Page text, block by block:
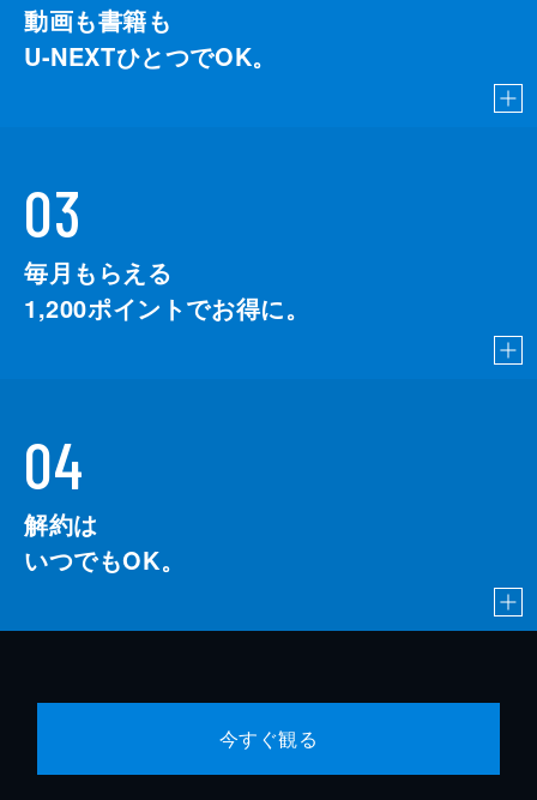
動画も書籍も
U-NEXTひとつでOK。
03
毎月もらえる
1,200ポイントでお得に。
04
解約は
いつでもOK。
今すぐ観る